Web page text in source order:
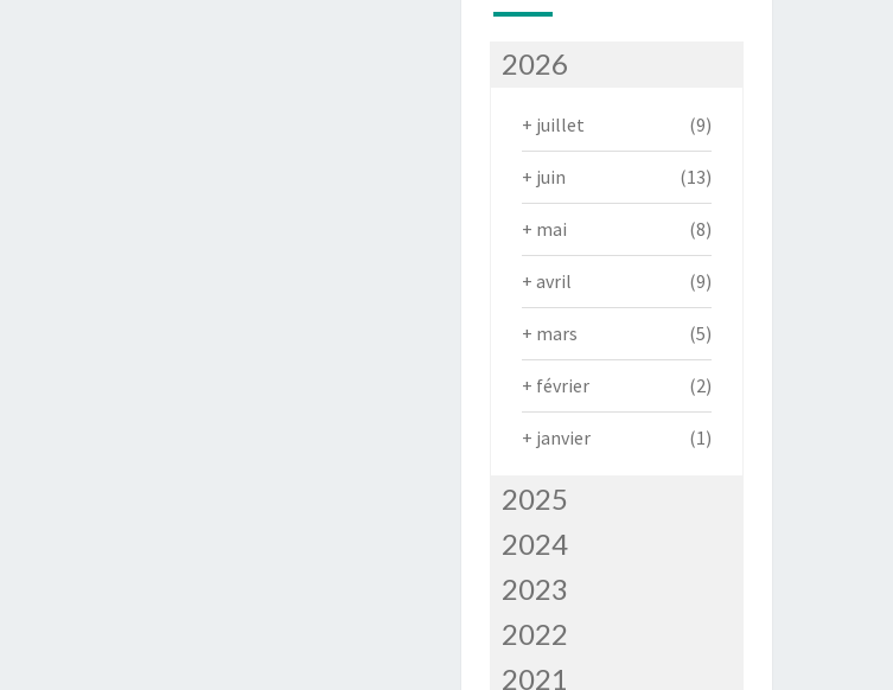
2026
+ juillet (9)
+ juin (13)
+ mai (8)
+ avril (9)
+ mars (5)
+ février (2)
+ janvier (1)
2025
2024
2023
2022
2021